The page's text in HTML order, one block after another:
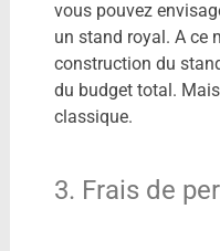
vous pouvez
un stand royal. A ce
construction du
du budget total. Mais
classique.
3. Frais de